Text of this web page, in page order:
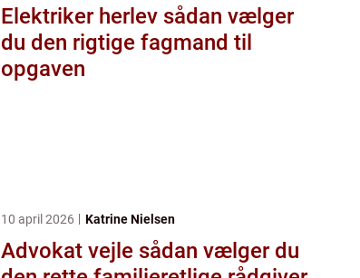
Elektriker herlev sådan vælger
du den rigtige fagmand til
opgaven
10 april 2026 Katrine Nielsen
Advokat vejle sådan vælger du